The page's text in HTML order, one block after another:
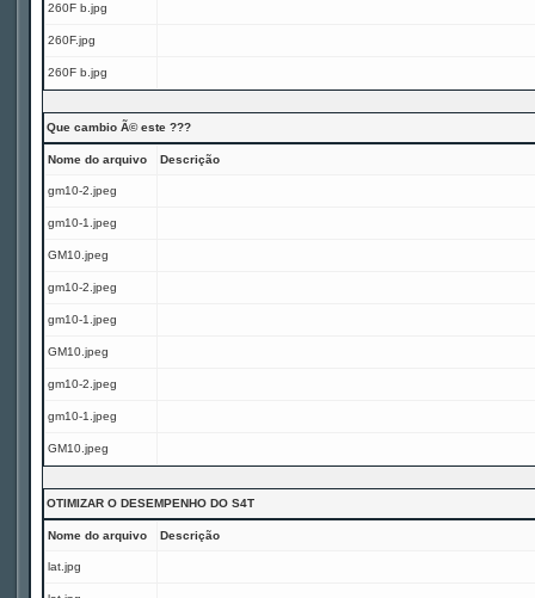
260F b.jpg
260F.jpg
260F b.jpg
Que cambio Ã© este ???
Nome do arquivo Descrição
gm10-2.jpeg
gm10-1.jpeg
GM10.jpeg
gm10-2.jpeg
gm10-1.jpeg
GM10.jpeg
gm10-2.jpeg
gm10-1.jpeg
GM10.jpeg
OTIMIZAR O DESEMPENHO DO S4T
Nome do arquivo Descrição
lat.jpg